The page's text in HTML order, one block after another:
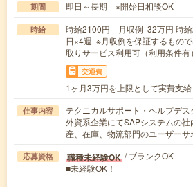
期間 即日～長期 ※開始日相談OK
時給
時給2100円 月収例 32万円 時
日×4週 ※月収例を保証するもの
取りサービス利用可（利用条件有）
交通費
1ヶ月3万円を上限として実費支給
仕事内容
テクニカルサポート・ヘルプデス
外資系企業にてSAPシステムの
産、在庫、物流部門のユーザー
応募資格 職種未経験OK / ブランクOK
■未経験OK！